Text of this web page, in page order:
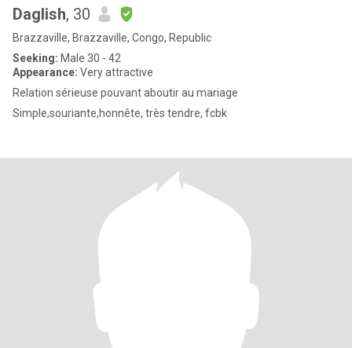
Daglish, 30
Brazzaville, Brazzaville, Congo, Republic
Seeking: Male 30 - 42
Appearance: Very attractive
Relation sérieuse pouvant aboutir au mariage
Simple,souriante,honnête, très tendre, fcbk